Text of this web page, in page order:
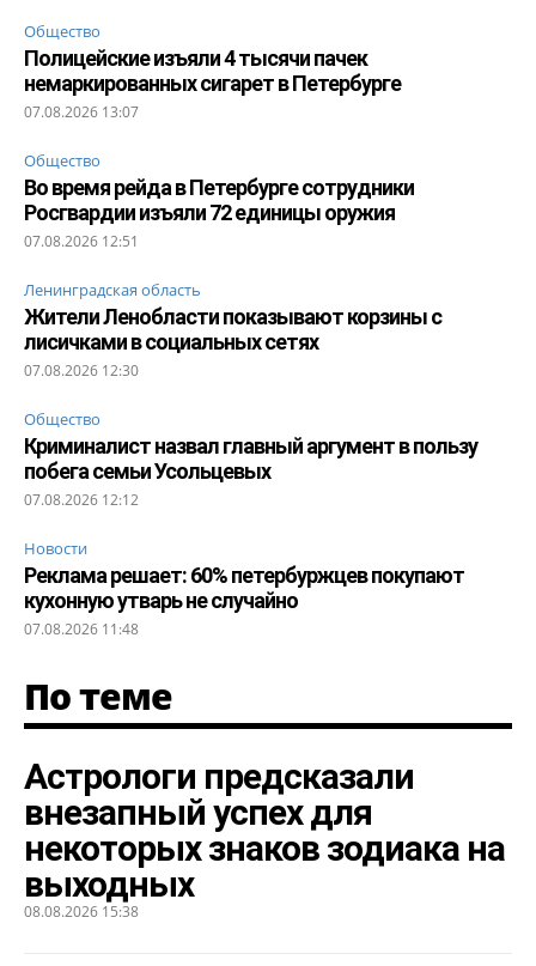
Общество
Полицейские изъяли 4 тысячи пачек
немаркированных сигарет в Петербурге
07.08.2026 13:07
Общество
Во время рейда в Петербурге сотрудники
Росгвардии изъяли 72 единицы оружия
07.08.2026 12:51
Ленинградская область
Жители Ленобласти показывают корзины с
лисичками в социальных сетях
07.08.2026 12:30
Общество
Криминалист назвал главный аргумент в пользу
побега семьи Усольцевых
07.08.2026 12:12
Новости
Реклама решает: 60% петербуржцев покупают
кухонную утварь не случайно
07.08.2026 11:48
По теме
Астрологи предсказали
внезапный успех для
некоторых знаков зодиака на
выходных
08.08.2026 15:38